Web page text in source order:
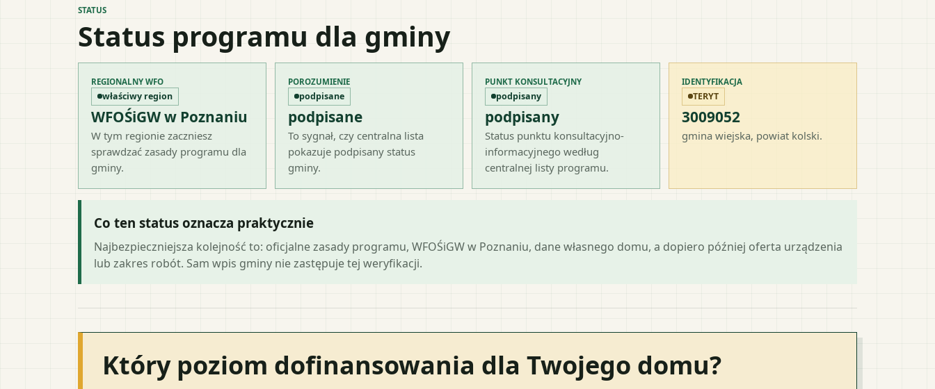
STATUS
Status programu dla gminy
REGIONALNY WFO
właściwy region
WFOŚiGW w Poznaniu
W tym regionie zaczniesz
sprawdzać zasady programu dla
gminy.
POROZUMIENIE
podpisane
podpisane
To sygnał, czy centralna lista
pokazuje podpisany status
gminy.
PUNKT KONSULTACYJNY
podpisany
podpisany
Status punktu konsultacyjno-
informacyjnego według
centralnej listy programu.
IDENTYFIKACJA
TERYT
3009052
gmina wiejska, powiat kolski.
Co ten status oznacza praktycznie
Najbezpieczniejsza kolejność to: oficjalne zasady programu, WFOŚiGW w Poznaniu, dane własnego domu, a dopiero później oferta urządzenia
lub zakres robót. Sam wpis gminy nie zastępuje tej weryfikacji.
Który poziom dofinansowania dla Twojego domu?